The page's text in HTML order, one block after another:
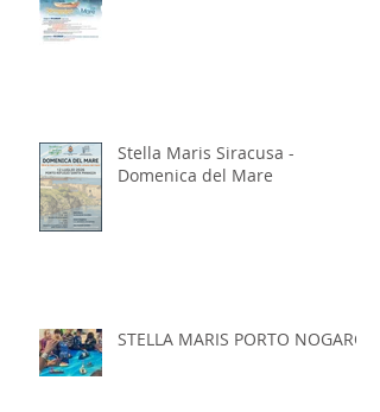
Stella Maris Siracusa -
Domenica del Mare
STELLA MARIS PORTO NOGARO